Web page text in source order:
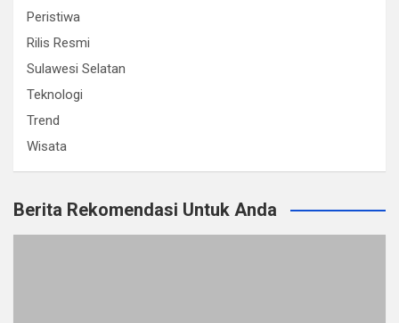
Peristiwa
Rilis Resmi
Sulawesi Selatan
Teknologi
Trend
Wisata
Berita Rekomendasi Untuk Anda